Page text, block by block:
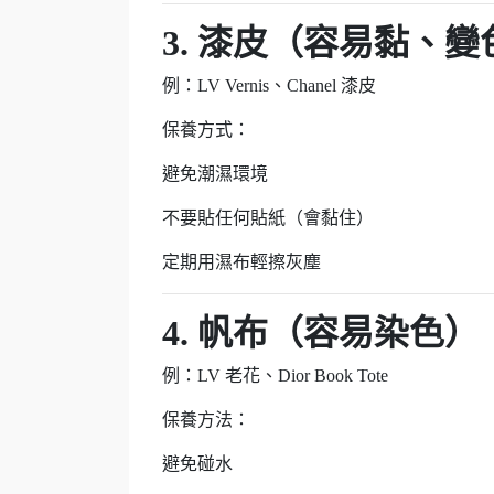
3. 漆皮（容易黏、變
例：LV Vernis、Chanel 漆皮
保養方式：
避免潮濕環境
不要貼任何貼紙（會黏住）
定期用濕布輕擦灰塵
4. 帆布（容易染色）
例：LV 老花、Dior Book Tote
保養方法：
避免碰水